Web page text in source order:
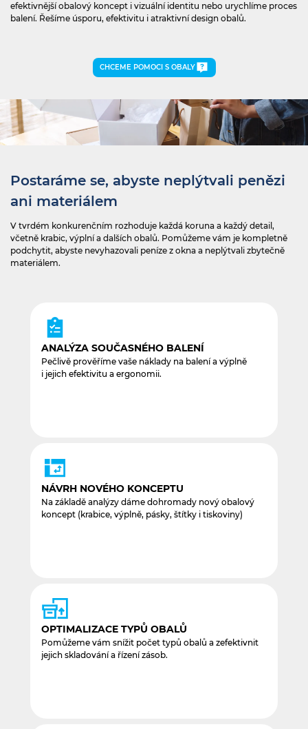
efektivnější obalový koncept i vizuální identitu nebo urychlíme proces
balení. Řešíme úsporu, efektivitu i atraktivní design obalů.
CHCEME POMOCI S OBALY
Postaráme se, abyste neplýtvali penězi
ani materiálem
V tvrdém konkurenčním rozhoduje každá koruna a každý detail,
včetně krabic, výplní a dalších obalů. Pomůžeme vám je kompletně
podchytit, abyste nevyhazovali peníze z okna a neplýtvali zbytečně
materiálem.
ANALÝZA SOUČASNÉHO BALENÍ
Pečlivě prověříme vaše náklady na balení a výplně
i jejich efektivitu a ergonomii.
NÁVRH NOVÉHO KONCEPTU
Na základě analýzy dáme dohromady nový obalový
koncept (krabice, výplně, pásky, štítky i tiskoviny)
OPTIMALIZACE TYPŮ OBALŮ
Pomůžeme vám snížit počet typů obalů a zefektivnit
jejich skladování a řízení zásob.